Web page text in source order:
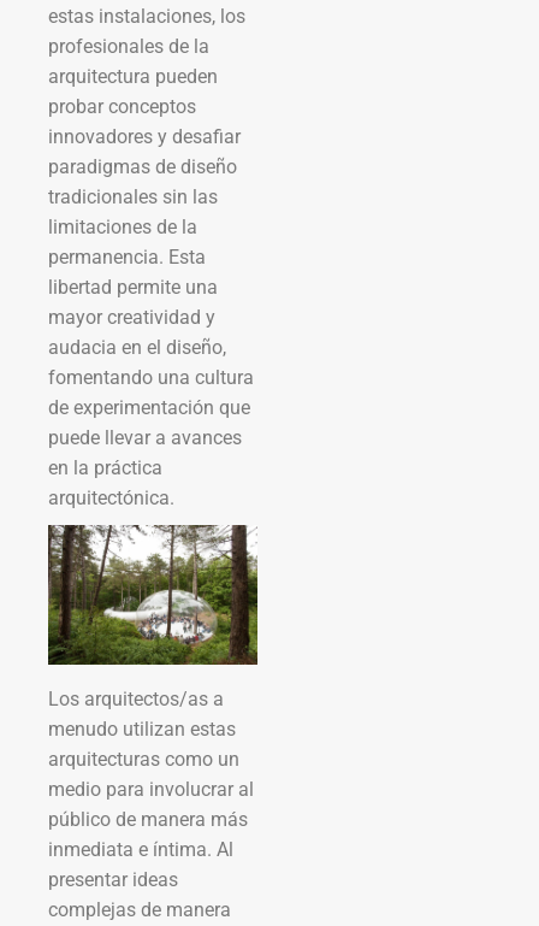
estas instalaciones, los
profesionales de la
arquitectura pueden
probar conceptos
innovadores y desafiar
paradigmas de diseño
tradicionales sin las
limitaciones de la
permanencia. Esta
libertad permite una
mayor creatividad y
audacia en el diseño,
fomentando una cultura
de experimentación que
puede llevar a avances
en la práctica
arquitectónica.
Los arquitectos/as a
menudo utilizan estas
arquitecturas como un
medio para involucrar al
público de manera más
inmediata e íntima. Al
presentar ideas
complejas de manera